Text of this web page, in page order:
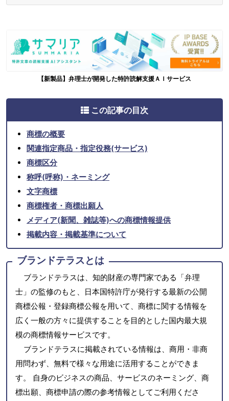
【新製品】弁理士が開発した特許読解支援ＡＩサービス
この記事の目次
商標の概要
関連指定商品・指定役務(サービス)
商標区分
称呼(呼称)・ネーミング
文字商標
商標権者・商標出願人
メディア(新聞、雑誌等)への商標情報提供
掲載内容・掲載基準について
ブランドテラスとは
ブランドテラスは、知的財産の専門家である「弁理
士」の監修のもと、日本国特許庁が発行する最新の公開
商標公報・登録商標公報を用いて、商標に関する情報を
広く一般の方々に提供することを目的とした国内最大規
模の商標情報サービスです。
ブランドテラスに掲載されている情報は、商用・非商
用問わず、無料で様々な用途に活用することができま
す。 自身のビジネスの商品、サービスのネーミング、商
標出願、商標申請の際の参考情報としてご利用くださ